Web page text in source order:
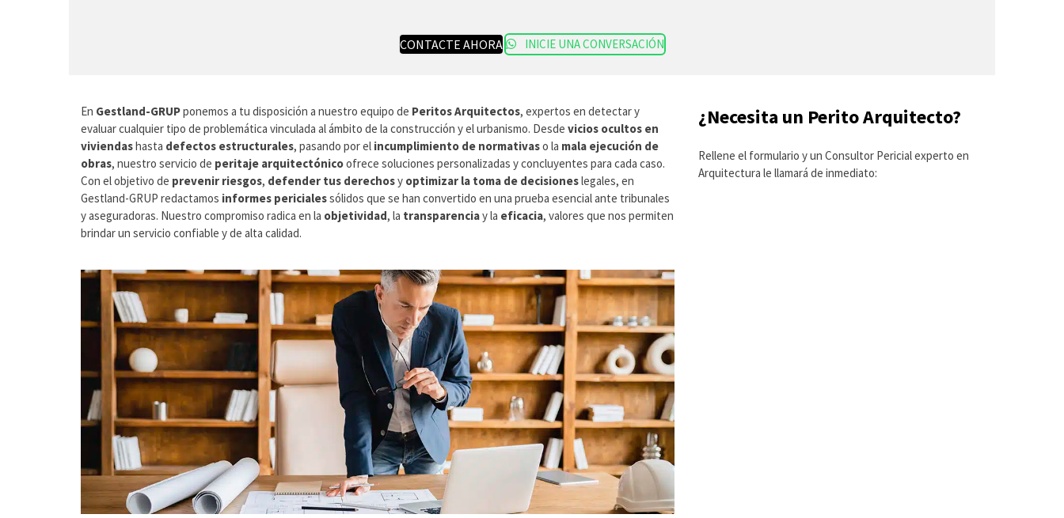
CONTACTE AHORA INICIE UNA CONVERSACIÓN
En Gestland-GRUPponemos a tu disposición a nuestro equipo de Peritos Arquitectos, expertos en detectar y
evaluar cualquier tipo de problemática vinculada al ámbito de la construcción y el urbanismo. Desde vicios ocultos en
viviendashasta defectos estructurales, pasando por el incumplimiento de normativaso la mala ejecución de
obras, nuestro servicio de peritaje arquitectónicoofrece soluciones personalizadas y concluyentes para cada caso.
Con el objetivo de prevenir riesgos, defender tus derechosy optimizar la toma de decisioneslegales, en
Gestland-GRUP redactamos informes pericialessólidos que se han convertido en una prueba esencial ante tribunales
y aseguradoras. Nuestro compromiso radica en la objetividad, la transparenciay la eficacia, valores que nos permiten
brindar un servicio confiable y de alta calidad.
¿Necesita un Perito Arquitecto?
Rellene el formulario y un Consultor Pericial experto en
Arquitectura le llamará de inmediato: